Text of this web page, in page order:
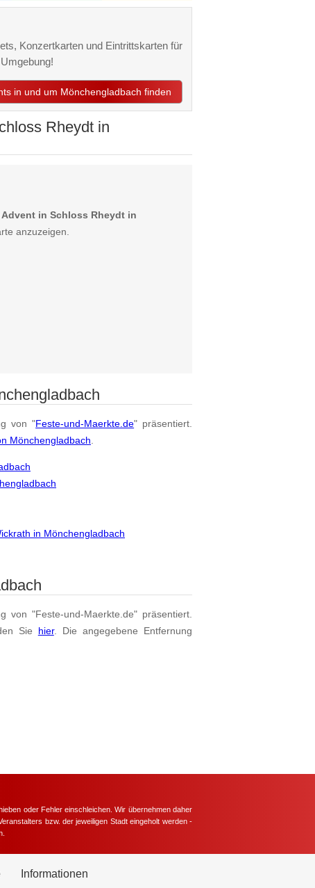
Konzertkarten und Eintrittskarten für
in und um Mönchengladbach finden
Rheydt in
in Schloss Rheydt in
anzuzeigen.
von "Feste-und-Maerkte.de" präsentiert.
Mönchengladbach
in Mönchengladbach
von "Feste-und-Maerkte.de" präsentiert.
Sie hier. Die angegebene Entfernung
oder Fehler einschleichen. Wir übernehmen daher
bzw. der jeweiligen Stadt eingeholt werden -
Informationen